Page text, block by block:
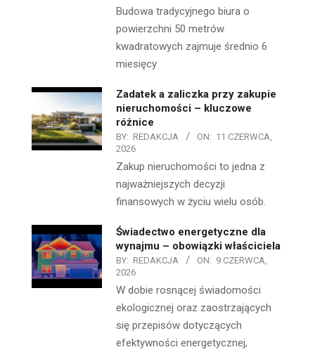
Budowa tradycyjnego biura o
powierzchni 50 metrów
kwadratowych zajmuje średnio 6
miesięcy
Zadatek a zaliczka przy zakupie
nieruchomości – kluczowe
różnice
BY: REDAKCJA ON: 11 CZERWCA,
2026
Zakup nieruchomości to jedna z
najważniejszych decyzji
finansowych w życiu wielu osób.
Świadectwo energetyczne dla
wynajmu – obowiązki właściciela
BY: REDAKCJA ON: 9 CZERWCA,
2026
W dobie rosnącej świadomości
ekologicznej oraz zaostrzających
się przepisów dotyczących
efektywności energetycznej,